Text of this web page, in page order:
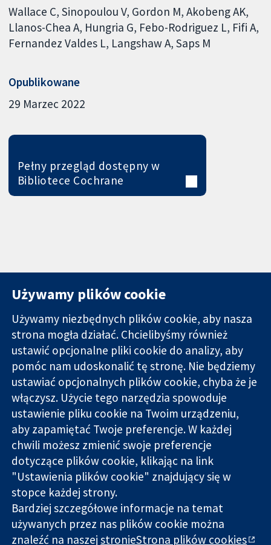
Wallace C Sinopoulou V Gordon M Akobeng AK
Llanos-Chea A Hungria G Febo-Rodriguez L Fifi A
Fernandez Valdes L Langshaw A Saps M
Opublikowane
29 Marzec 2022
Pełny przegląd dostępny w
Bibliotece Cochrane
Wiarygodne dane
naukowe.
Świadome
decyzje.
Lepsze zdrowie.
11-13 Cavendish
Square
Londyn
W1G 0AN
Wielka Brytania
Kontakt
Nowości
Biuro
prasowe
O nas
Praca
Cochrane
Library
Cochrane Collaboration to organizacja charytatywna (nr
1045921) i spółka z ograniczoną odpowiedzialnością (nr
03044323) zarejestrowana w Anglii i Walii. Numer rejestracyjny
VAT GB 718
Używamy plików cookie
Używamy niezbędnych plików cookie, aby nasza
strona mogła działać. Chcielibyśmy również
ustawić opcjonalne pliki cookie do analizy, aby
pomóc nam udoskonalić tę stronę. Nie będziemy
ustawiać opcjonalnych plików cookie, chyba że je
włączysz. Użycie tego narzędzia spowoduje
ustawienie pliku cookie na Twoim urządzeniu,
aby zapamiętać Twoje preferencje. W każdej
chwili możesz zmienić swoje preferencje
dotyczące plików cookie, klikając na link
"Ustawienia plików cookie" znajdujący się w
stopce każdej strony.
Bardziej szczegółowe informacje na temat
używanych przez nas plików cookie można
znaleźć na naszejstronieStrona plików cookies